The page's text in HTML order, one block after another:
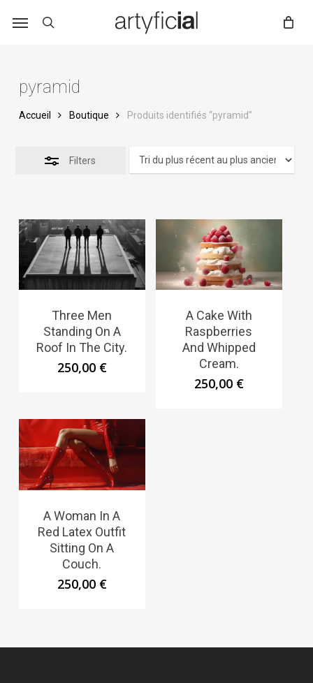
pyramid
Accueil Boutique Produits identifiés “pyramid”
Filters
Three Men
Standing On A
Roof In The City.
250,00 €
A Cake With
Raspberries
And Whipped
Cream.
250,00 €
A Woman In A
Red Latex Outfit
Sitting On A
Couch.
250,00 €